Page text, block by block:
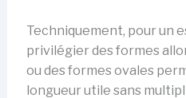
Techniquement, pour un
privilégier des formes
ou des formes ovales
longueur utile sans